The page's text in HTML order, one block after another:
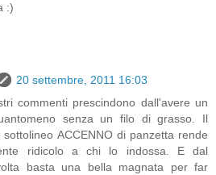
:)
20 settembre, 2011 16:03
commenti prescindono dall'avere un
senza un filo di grasso. Il
ACCENNO di panzetta rende
ridicolo a chi lo indossa. E dal
basta una bella magnata per far